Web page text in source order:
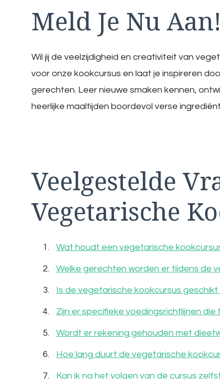
Meld Je Nu Aan!
Wil jij de veelzijdigheid en creativiteit van
voor onze kookcursus en laat je inspireren
gerechten. Leer nieuwe smaken kennen,
heerlijke maaltijden boordevol verse
Veelgestelde
Vegetarische
Wat houdt een vegetarische
Welke gerechten worden er tijdens de
Is de vegetarische kookcursus geschikt
Zijn er specifieke voedingsrichtlijnen
Wordt er rekening gehouden met
Hoe lang duurt de vegetarische
Kan ik na het volgen van de cursus